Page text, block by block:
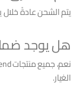
يتم الشحن عادةً
هل يوجد
الغيار.